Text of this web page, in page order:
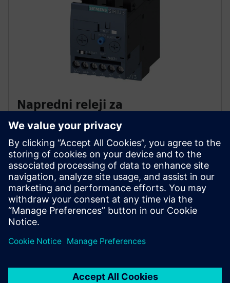
Napredni releji za
preopterećenje
Obezbedite sveobuhvatnu zaštitu motora pomoću
releja za preopterećenje klase 5, 10, 20 i 30 koji se
mogu odabrati. Zaštitite od faznog kvara, neravnoteže
i unutrašnjih kvarova tla.